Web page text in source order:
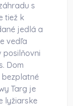
s
tiež k
jedlá a
vedľa
posilňovni
Dom
Targ je
lyžiarske